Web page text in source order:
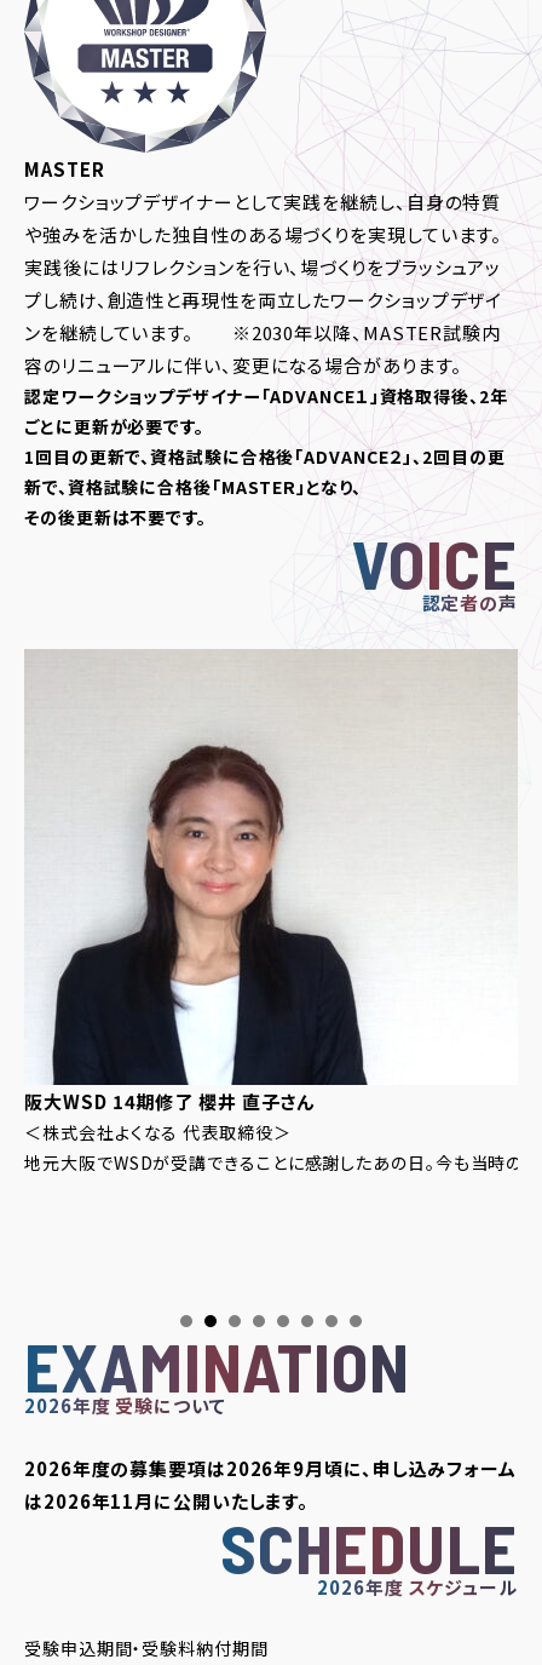
MASTER
ワークショップデザイナーとして実践を継続し、自身の特質
や強みを活かした独自性のある場づくりを実現しています。
実践後にはリフレクションを行い、場づくりをブラッシュアッ
プし続け、創造性と再現性を両立したワークショップデザイ
ンを継続しています。 ※2030年以降、MASTER試験内
容のリニューアルに伴い、変更になる場合があります。
認定ワークショップデザイナー「ADVANCE１」資格取得後、2年
ごとに更新が必要です。
1回目の更新で、資格試験に合格後「ADVANCE２」、2回目の更
新で、資格試験に合格後「MASTER」となり、
その後更新は不要です。
VOICE
認定者の声
阪大WSD 14期修了 櫻井 直子さん
＜株式会社よくなる 代表取締役＞
地元大阪でWSDが受講できることに感謝したあの日。今も当時の
EXAMINATION
2026年度 受験について
2026年度の募集要項は2026年9月頃に、申し込みフォーム
は2026年11月に公開いたします。
SCHEDULE
2026年度 スケジュール
受験申込期間・受験料納付期間